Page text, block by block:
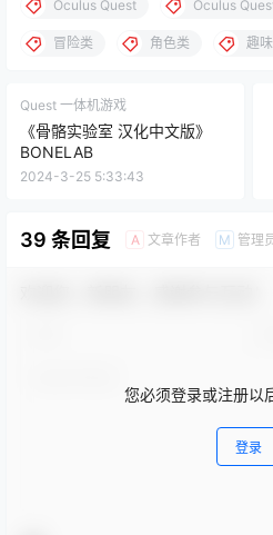
Oculus Quest Oculus
冒险类 角色类 趣
Quest 一体机游戏
《骨骼实验室 汉化中文版》
BONELAB
2024-3-25 5:33:43
39 条回复 A 文章作者 M 管理
您必须登录或注册以
登录